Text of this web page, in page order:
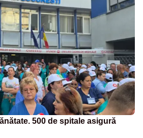
500 de spitale asigură